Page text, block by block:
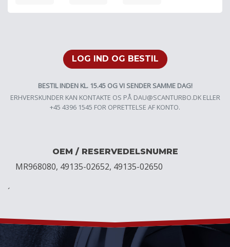
LOG IND OG BESTIL
BESTIL INDEN KL. 15.45 OG VI SENDER SAMME DAG!
ERHVERSKUNDER KAN KONTAKTE OS PÅ DAU@SCANTURBO.DKELLER
+45 4396 1545 FOR OPRETTELSE AF KONTO.
OEM / RESERVEDELSNUMRE
MR968080, 49135-02652, 49135-02650
´